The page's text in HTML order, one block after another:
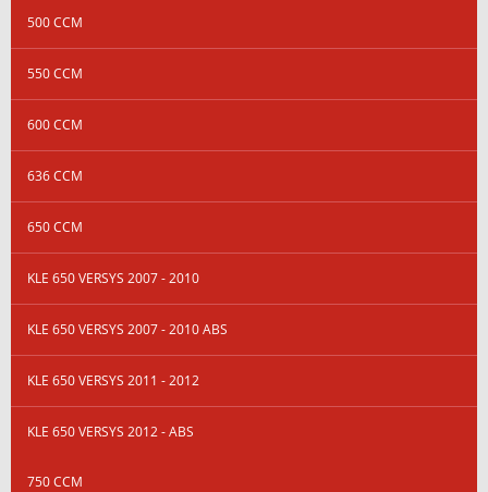
500 CCM
550 CCM
600 CCM
636 CCM
650 CCM
KLE 650 VERSYS 2007 - 2010
KLE 650 VERSYS 2007 - 2010 ABS
KLE 650 VERSYS 2011 - 2012
KLE 650 VERSYS 2012 - ABS
750 CCM